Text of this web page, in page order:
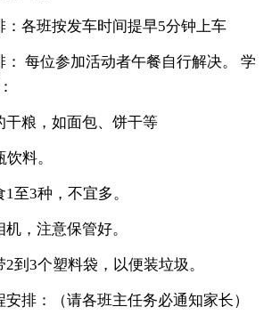
：各班按发车时间提早5分钟上车
： 每位参加活动者午餐自行解决。 学
干粮，如面包、饼干等
料。
至3种，不宜多。
，注意保管好。
到3个塑料袋，以便装垃圾。
安排：（请各班主任务必通知家长）